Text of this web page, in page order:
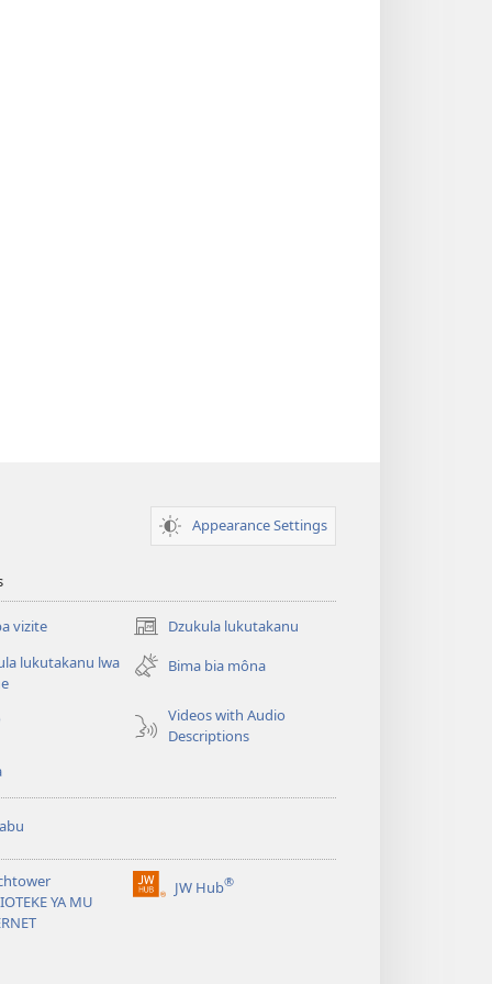
Appearance Settings
vizite Dzukula lukutakanu
(opens
new
window)
lukutakanu lwa
Bima bia môna
Videos with Audio
Descriptions
YA MU
JW Hub®
(opens